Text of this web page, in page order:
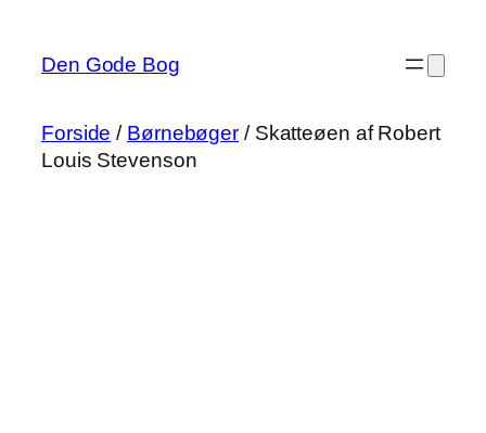
indhold
Den Gode Bog
Forside / Børnebøger / Skatteøen af Robert
Louis Stevenson